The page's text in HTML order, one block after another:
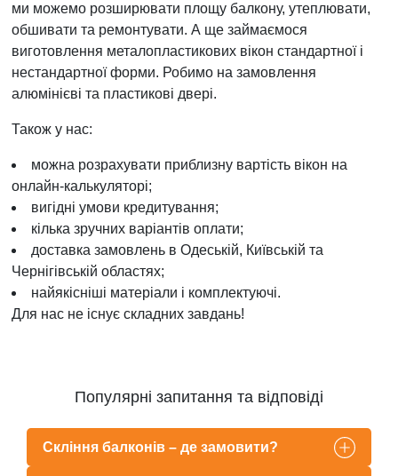
ми можемо розширювати площу балкону, утеплювати,
обшивати та ремонтувати. А ще займаємося
виготовлення металопластикових вікон стандартної і
нестандартної форми. Робимо на замовлення
алюмінієві та пластикові двері.
Також у нас:
можна розрахувати приблизну вартість вікон на
онлайн-калькуляторі;
вигідні умови кредитування;
кілька зручних варіантів оплати;
доставка замовлень в Одеській, Київській та
Чернігівській областях;
найякісніші матеріали і комплектуючі.
Для нас не існує складних завдань!
Популярні запитання та відповіді
Скління балконів – де замовити?